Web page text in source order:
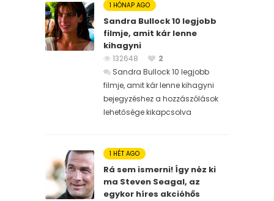
1 HÓNAP AGO
Sandra Bullock 10 legjobb
filmje, amit kár lenne
kihagyni
132648
2
Sandra Bullock 10 legjobb
filmje, amit kár lenne kihagyni
bejegyzéshez a hozzászólások
lehetősége kikapcsolva
1 HÉT AGO
Rá sem ismerni! Így néz ki
ma Steven Seagal, az
egykor híres akcióhős